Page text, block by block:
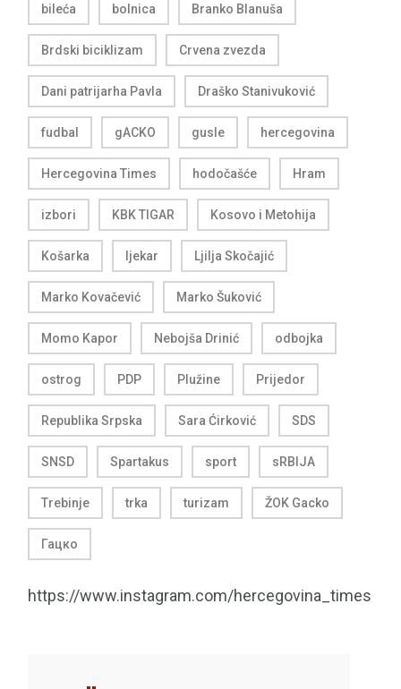
bileća bolnica Branko Blanuša
Brdski biciklizam Crvena zvezda
Dani patrijarha Pavla Draško Stanivuković
fudbal gACKO gusle hercegovina
Hercegovina Times hodočašće Hram
izbori KBK TIGAR Kosovo i Metohija
Košarka ljekar Ljilja Skočajić
Marko Kovačević Marko Šuković
Momo Kapor Nebojša Drinić odbojka
ostrog PDP Plužine Prijedor
Republika Srpska Sara Ćirković SDS
SNSD Spartakus sport sRBIJA
Trebinje trka turizam ŽOK Gacko
Гацко
https://www.instagram.com/hercegovina_times